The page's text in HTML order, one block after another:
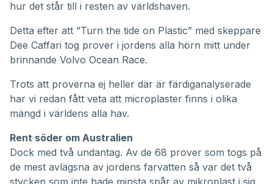
hur det står till i resten av världshaven.
Detta efter att ”Turn the tide on Plastic” med skeppare
Dee Caffari tog prover i jordens alla hörn mitt under
brinnande Volvo Ocean Race.
Trots att proverna ej heller där är färdiganalyserade
har vi redan fått veta att microplaster finns i olika
mängd i världens alla hav.
Rent söder om Australien
Dock med två undantag. Av de 68 prover som togs på
de mest avlägsna av jordens farvatten så var det två
stycken som inte hade minsta spår av mikroplast i sig.